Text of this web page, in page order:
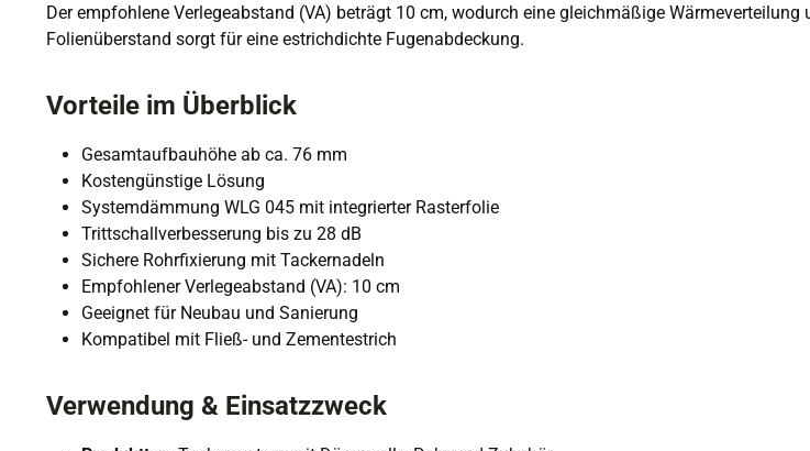
Der empfohlene Verlegeabstand (VA) beträgt 10 cm, wodurch eine gleichmäßige
Folienüberstand sorgt für eine estrichdichte Fugenabdeckung.
Vorteile im Überblick
Gesamtaufbauhöhe ab ca. 76 mm
Kostengünstige Lösung
Systemdämmung WLG 045 mit integrierter Rasterfolie
Trittschallverbesserung bis zu 28 dB
Sichere Rohrfixierung mit Tackernadeln
Empfohlener Verlegeabstand (VA): 10 cm
Geeignet für Neubau und Sanierung
Kompatibel mit Fließ- und Zementestrich
Verwendung & Einsatzzweck